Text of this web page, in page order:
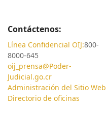
Contáctenos:
Línea Confidencial OIJ:800-
8000-645
oij_prensa@Poder-
Judicial.go.cr
Administración del Sitio Web
Directorio de oficinas